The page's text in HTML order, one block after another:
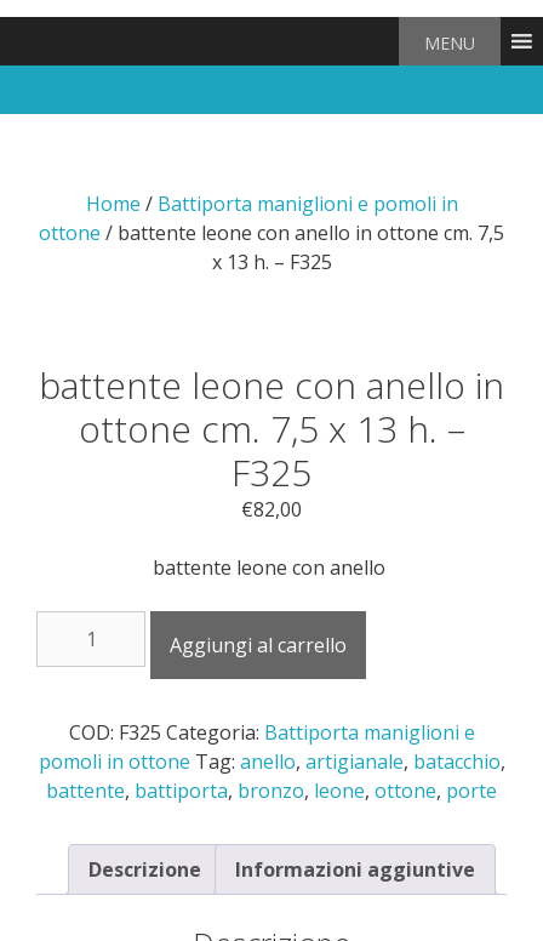
MENU
Home / Battiporta maniglioni e pomoli in
ottone / battente leone con anello in ottone cm. 7,5
x 13 h. – F325
battente leone con anello in
ottone cm. 7,5 x 13 h. –
F325
€82,00
battente leone con anello
ottone
cm.
Aggiungi al carrello
COD: F325 Categoria: Battiporta maniglioni e
pomoli in ottone Tag: anello, artigianale, batacchio,
battente, battiporta, bronzo, leone, ottone, porte
Descrizione Informazioni aggiuntive